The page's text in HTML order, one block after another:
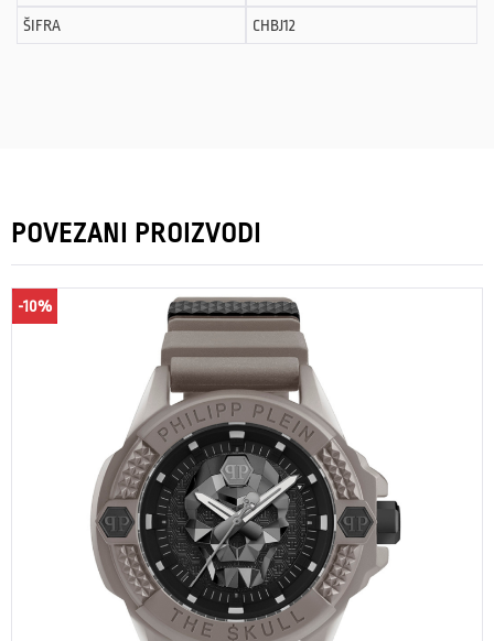
ŠIFRA CHBJ12
POVEZANI PROIZVODI
-10%